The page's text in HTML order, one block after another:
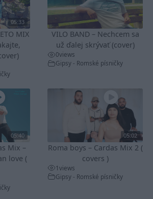
05:33
MIX
VILO BAND – Nechcem sa
už ďalej skrývať (cover)
0views
Gipsy - Romské písničky
05:40
Mix –
love (
05:02
Roma boys – Cardas Mix 2 (
covers )
1views
Gipsy - Romské písničky